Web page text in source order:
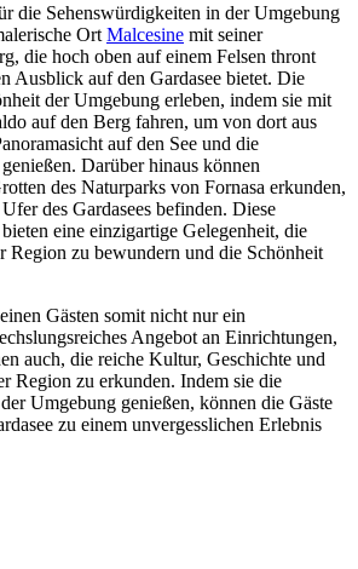
die Sehenswürdigkeiten in der Umgebung
Ort Malcesine mit seiner
die hoch oben auf einem Felsen thront
Ausblick auf den Gardasee bietet. Die
der Umgebung erleben, indem sie mit
auf den Berg fahren, um von dort aus
auf den See und die
Darüber hinaus können
des Naturparks von Fornasa erkunden,
des Gardasees befinden. Diese
eine einzigartige Gelegenheit, die
Region zu bewundern und die Schönheit
Gästen somit nicht nur ein
Angebot an Einrichtungen,
auch, die reiche Kultur, Geschichte und
Region zu erkunden. Indem sie die
Umgebung genießen, können die Gäste
zu einem unvergesslichen Erlebnis